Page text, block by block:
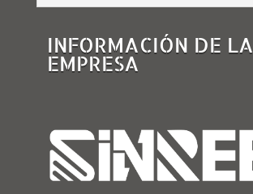
INFORMACIÓN DE LA
EMPRESA